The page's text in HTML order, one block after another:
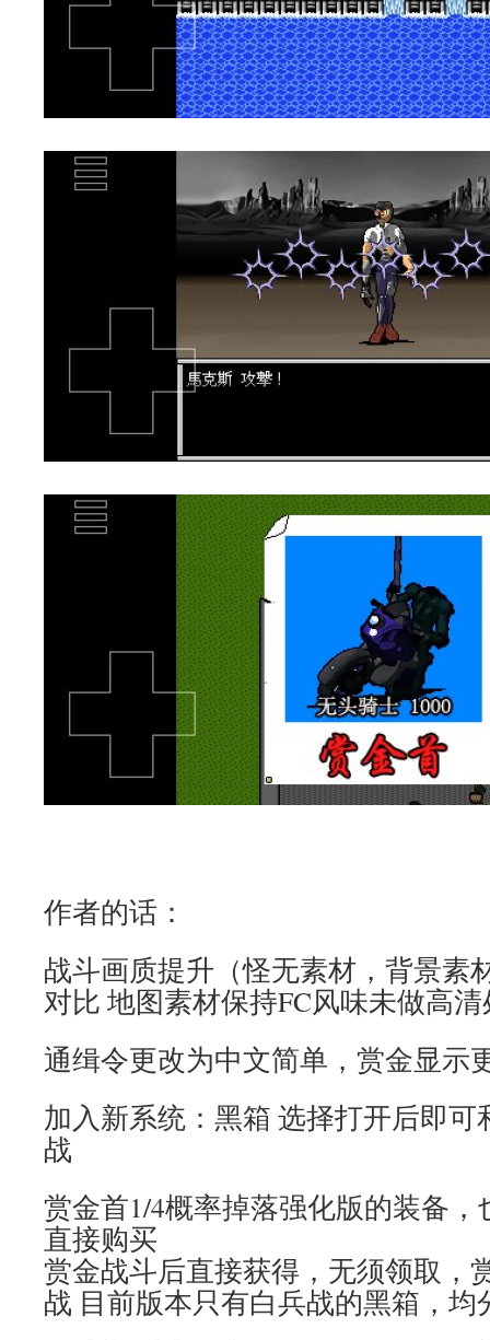
作者的话：
战斗画质提升（怪无素材，背景素
对比 地图素材保持FC风味未做高
通缉令更改为中文简单，赏金显示
加入新系统：黑箱 选择打开后即可
战
赏金首1/4概率掉落强化版的装备
直接购买
赏金战斗后直接获得，无须领取，
战 目前版本只有白兵战的黑箱，